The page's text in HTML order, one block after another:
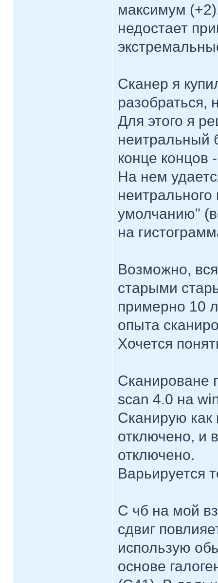
максимум
недостает
Сканер я
разобраться,
Для этого я
неитральный
конце концов
На нем
умолчанию"
на
Возможно,
старыми
примерно 10
опыта
Хочется
Сканироване
scan 4.0 на
Сканирую как
отключено, и
отключено.
Варьируется
С чб на мой
сдвиг
использую
основе